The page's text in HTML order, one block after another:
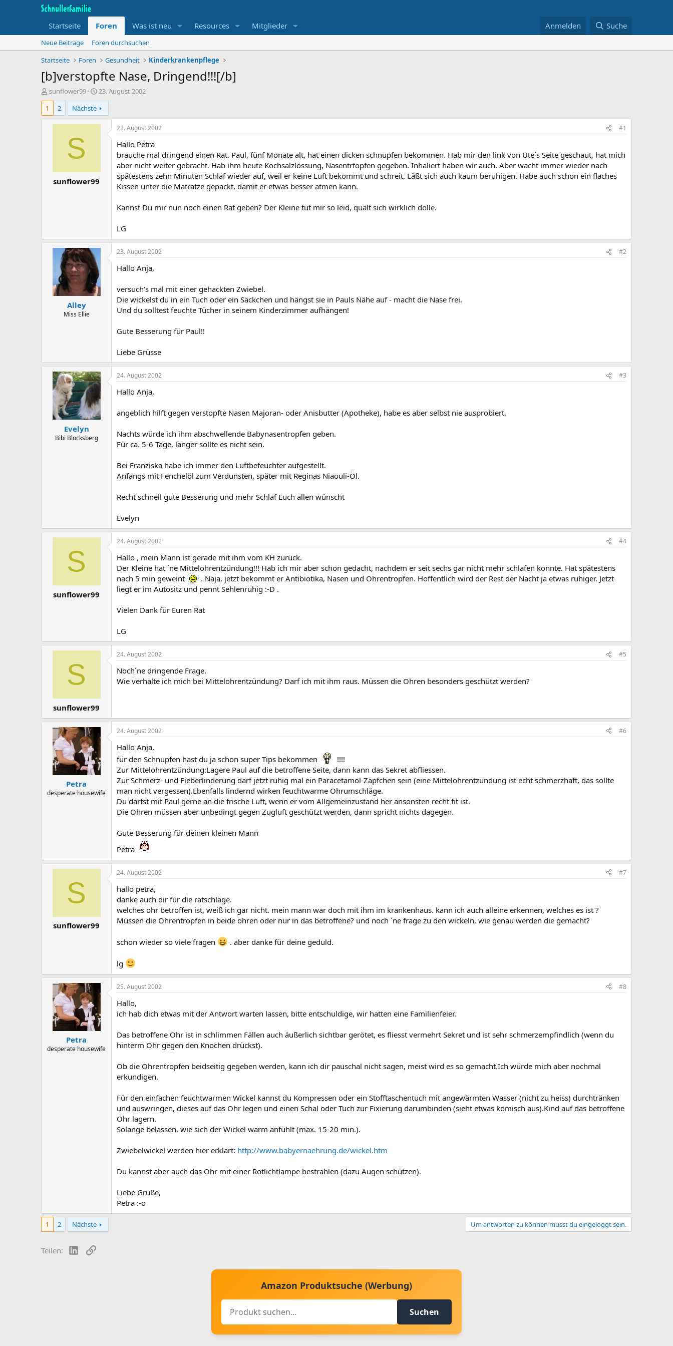
Startseite Foren Was ist neu Resources Mitglieder Anmelden Suche
Neue Beiträge
Foren durchsuchen
Startseite
Foren Gesundheit Kinderkrankenpflege
[b]verstopfte Nase, Dringend!!![/b]
T
h
m
sunflower99
B
e
g
i
n
u
m
23. August 2002
1
2 Nächste
S
sunflower99
23. August 2002 #1
Hallo Petra
brauche mal dringend einen Rat. Paul, fünf Monate alt, hat einen dicken schnupfen bekommen. Hab mir den link von Ute´s Seite geschaut, hat mich
aber nicht weiter gebracht. Hab ihm heute Kochsalzlössung, Nasentrfopfen gegeben. Inhaliert haben wir auch. Aber wacht immer wieder nach
spätestens zehn Minuten Schlaf wieder auf, weil er keine Luft bekommt und schreit. Läßt sich auch kaum beruhigen. Habe auch schon ein flaches
Kissen unter die Matratze gepackt, damit er etwas besser atmen kann.
Kannst Du mir nun noch einen Rat geben? Der Kleine tut mir so leid, quält sich wirklich dolle.
LG
Alley
Miss Ellie
23. August 2002 #2
Hallo Anja,
versuch's mal mit einer gehackten Zwiebel.
Die wickelst du in ein Tuch oder ein Säckchen und hängst sie in Pauls Nähe auf - macht die Nase frei.
Und du solltest feuchte Tücher in seinem Kinderzimmer aufhängen!
Gute Besserung für Paul!!
Liebe Grüsse
Evelyn
Bibi Blocksberg
24. August 2002 #3
Hallo Anja,
angeblich hilft gegen verstopfte Nasen Majoran- oder Anisbutter (Apotheke), habe es aber selbst nie ausprobiert.
Nachts würde ich ihm abschwellende Babynasentropfen geben.
Für ca. 5-6 Tage, länger sollte es nicht sein.
Bei Franziska habe ich immer den Luftbefeuchter aufgestellt.
Anfangs mit Fenchelöl zum Verdunsten, später mit Reginas Niaouli-Öl.
Recht schnell gute Besserung und mehr Schlaf Euch allen wünscht
Evelyn
S
sunflower99
24. August 2002 #4
Hallo , mein Mann ist gerade mit ihm vom KH zurück.
Der Kleine hat ´ne Mittelohrentzündung!!! Hab ich mir aber schon gedacht, nachdem er seit sechs gar nicht mehr schlafen konnte. Hat spätestens
nach 5 min geweint
. Naja, jetzt bekommt er Antibiotika, Nasen und Ohrentropfen. Hoffentlich wird der Rest der Nacht ja etwas ruhiger. Jetzt
liegt er im Autositz und pennt Sehlenruhig :-D .
Vielen Dank für Euren Rat
LG
S
sunflower99
24. August 2002 #5
Noch´ne dringende Frage.
Wie verhalte ich mich bei Mittelohrentzündung? Darf ich mit ihm raus. Müssen die Ohren besonders geschützt werden?
Petra
desperate housewife
24. August 2002 #6
Hallo Anja,
für den Schnupfen hast du ja schon super Tips bekommen
!!!!
Zur Mittelohrentzündung:Lagere Paul auf die betroffene Seite, dann kann das Sekret abfliessen.
Zur Schmerz- und Fieberlinderung darf jetzt ruhig mal ein Paracetamol-Zäpfchen sein (eine Mittelohrentzündung ist echt schmerzhaft, das sollte
man nicht vergessen).Ebenfalls lindernd wirken feuchtwarme Ohrumschläge.
Du darfst mit Paul gerne an die frische Luft, wenn er vom Allgemeinzustand her ansonsten recht fit ist.
Die Ohren müssen aber unbedingt gegen Zugluft geschützt werden, dann spricht nichts dagegen.
Gute Besserung für deinen kleinen Mann
Petra
S
sunflower99
24. August 2002 #7
hallo petra,
danke auch dir für die ratschläge.
welches ohr betroffen ist, weiß ich gar nicht. mein mann war doch mit ihm im krankenhaus. kann ich auch alleine erkennen, welches es ist ?
Müssen die Ohrentropfen in beide ohren oder nur in das betroffene? und noch ´ne frage zu den wickeln, wie genau werden die gemacht?
schon wieder so viele fragen . aber danke für deine geduld.
lg
Petra
desperate housewife
25. August 2002 #8
Hallo,
ich hab dich etwas mit der Antwort warten lassen, bitte entschuldige, wir hatten eine Familienfeier.
Das betroffene Ohr ist in schlimmen Fällen auch äußerlich sichtbar gerötet, es fliesst vermehrt Sekret und ist sehr schmerzempfindlich (wenn du
hinterm Ohr gegen den Knochen drückst).
Ob die Ohrentropfen beidseitig gegeben werden, kann ich dir pauschal nicht sagen, meist wird es so gemacht.Ich würde mich aber nochmal
erkundigen.
Für den einfachen feuchtwarmen Wickel kannst du Kompressen oder ein Stofftaschentuch mit angewärmten Wasser (nicht zu heiss) durchtränken
und auswringen, dieses auf das Ohr legen und einen Schal oder Tuch zur Fixierung darumbinden (sieht etwas komisch aus).Kind auf das betroffene
Ohr lagern.
Solange belassen, wie sich der Wickel warm anfühlt (max. 15-20 min.).
Zwiebelwickel werden hier erklärt: http://www.babyernaehrung.de/wickel.htm
Du kannst aber auch das Ohr mit einer Rotlichtlampe bestrahlen (dazu Augen schützen).
Liebe Grüße,
Petra :-o
1 2 Nächste Um antworten zu können musst du eingeloggt sein.
Teilen: LinkedIn
Link
Amazon Produktsuche (Werbung)
Suchen